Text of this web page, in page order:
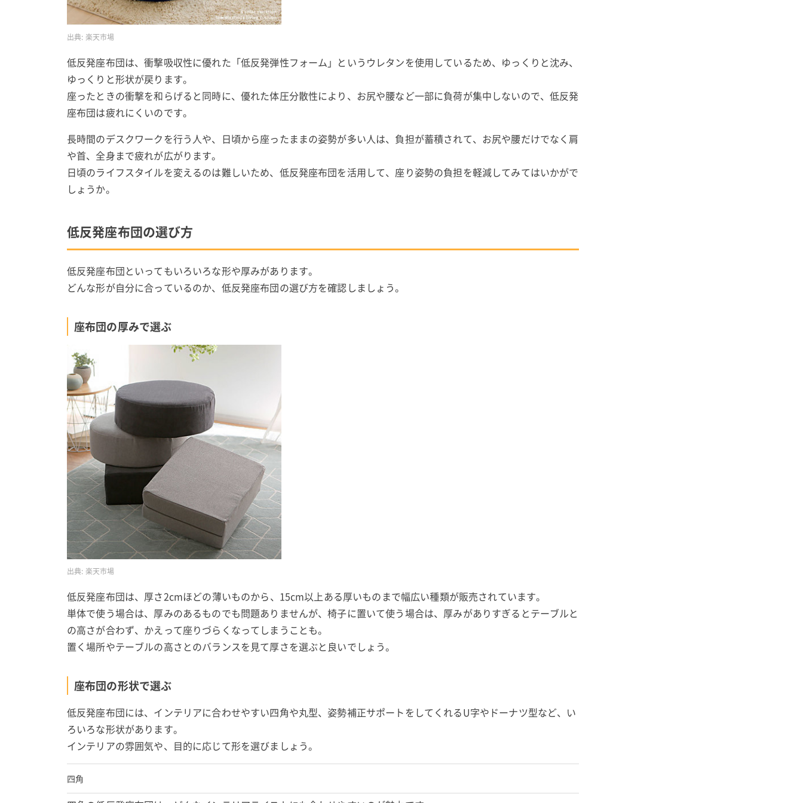
出典: 楽天市場
低反発座布団は、衝撃吸収性に優れた「低反発弾性フォーム」というウレタンを使用しているため、ゆっくりと沈み、
ゆっくりと形状が戻ります。
座ったときの衝撃を和らげると同時に、優れた体圧分散性により、お尻や腰など一部に負荷が集中しないので、低反発
座布団は疲れにくいのです。
長時間のデスクワークを行う人や、日頃から座ったままの姿勢が多い人は、負担が蓄積されて、お尻や腰だけでなく肩
や首、全身まで疲れが広がります。
日頃のライフスタイルを変えるのは難しいため、低反発座布団を活用して、座り姿勢の負担を軽減してみてはいかがで
しょうか。
低反発座布団の選び方
低反発座布団といってもいろいろな形や厚みがあります。
どんな形が自分に合っているのか、低反発座布団の選び方を確認しましょう。
座布団の厚みで選ぶ
出典: 楽天市場
低反発座布団は、厚さ2cmほどの薄いものから、15cm以上ある厚いものまで幅広い種類が販売されています。
単体で使う場合は、厚みのあるものでも問題ありませんが、椅子に置いて使う場合は、厚みがありすぎるとテーブルと
の高さが合わず、かえって座りづらくなってしまうことも。
置く場所やテーブルの高さとのバランスを見て厚さを選ぶと良いでしょう。
座布団の形状で選ぶ
低反発座布団には、インテリアに合わせやすい四角や丸型、姿勢補正サポートをしてくれるU字やドーナツ型など、い
ろいろな形状があります。
インテリアの雰囲気や、目的に応じて形を選びましょう。
四角